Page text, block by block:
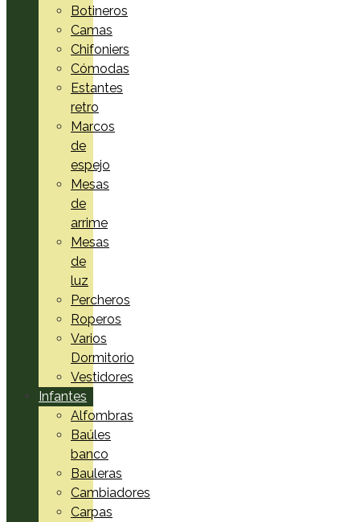
Botineros
Camas
Chifoniers
Cómodas
Estantes
retro
Marcos
de
espejo
Mesas
de
arrime
Mesas
de
luz
Percheros
Roperos
Varios
Dormitorio
Vestidores
Infantes
Alfombras
Baúles
banco
Bauleras
Cambiadores
Carpas